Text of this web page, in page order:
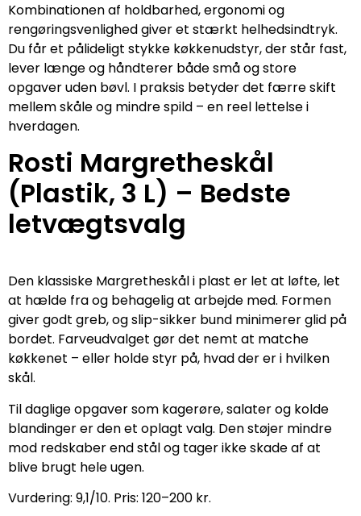
Kombinationen af holdbarhed, ergonomi og
rengøringsvenlighed giver et stærkt helhedsindtryk.
Du får et pålideligt stykke køkkenudstyr, der står fast,
lever længe og håndterer både små og store
opgaver uden bøvl. I praksis betyder det færre skift
mellem skåle og mindre spild – en reel lettelse i
hverdagen.
Rosti Margretheskål
(Plastik, 3 L) – Bedste
letvægtsvalg
Den klassiske Margretheskål i plast er let at løfte, let
at hælde fra og behagelig at arbejde med. Formen
giver godt greb, og slip-sikker bund minimerer glid på
bordet. Farveudvalget gør det nemt at matche
køkkenet – eller holde styr på, hvad der er i hvilken
skål.
Til daglige opgaver som kagerøre, salater og kolde
blandinger er den et oplagt valg. Den støjer mindre
mod redskaber end stål og tager ikke skade af at
blive brugt hele ugen.
Vurdering: 9,1/10. Pris: 120–200 kr.